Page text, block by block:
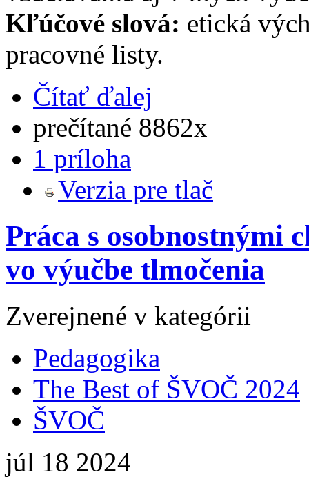
Kľúčové slová: etická
pracovné listy.
Čítať ďalej
prečítané 8862x
1 príloha
Verzia pre tlač
Práca s osobnostnými
vo výučbe tlmočenia
Zverejnené v kategórii
Pedagogika
The Best of ŠVOČ 2024
ŠVOČ
júl 18 2024